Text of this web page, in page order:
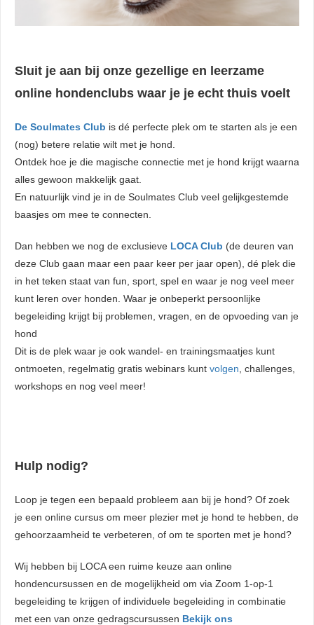
Sluit je aan bij onze gezellige en leerzame
online hondenclubs waar je je echt thuis voelt
De Soulmates Club is dé perfecte plek om te starten als je een
(nog) betere relatie wilt met je hond.
Ontdek hoe je die magische connectie met je hond krijgt waarna
alles gewoon makkelijk gaat.
En natuurlijk vind je in de Soulmates Club veel gelijkgestemde
baasjes om mee te connecten.
Dan hebben we nog de exclusieve LOCA Club (de deuren van
deze Club gaan maar een paar keer per jaar open), dé plek die
in het teken staat van fun, sport, spel en waar je nog veel meer
kunt leren over honden. Waar je onbeperkt persoonlijke
begeleiding krijgt bij problemen, vragen, en de opvoeding van je
hond
Dit is de plek waar je ook wandel- en trainingsmaatjes kunt
ontmoeten, regelmatig gratis webinars kunt volgen , challenges,
workshops en nog veel meer!
Hulp nodig?
Loop je tegen een bepaald probleem aan bij je hond? Of zoek
je een online cursus om meer plezier met je hond te hebben, de
gehoorzaamheid te verbeteren, of om te sporten met je hond?
Wij hebben bij LOCA een ruime keuze aan online
hondencursussen en de mogelijkheid om via Zoom 1-op-1
begeleiding te krijgen of individuele begeleiding in combinatie
met een van onze gedragscursussen Bekijk ons